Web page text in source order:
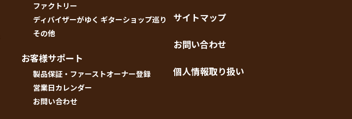
ファクトリー
ディバイザーがゆく ギターショップ巡り
その他
お客様サポート
製品保証・ファーストオーナー登録
営業日カレンダー
お問い合わせ
サイトマップ
お問い合わせ
個人情報取り扱い